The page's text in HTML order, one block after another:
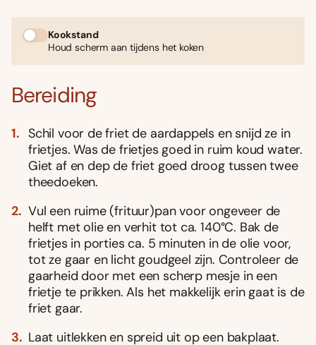
Kookstand
Houd scherm aan tijdens het koken
Bereiding
Schil voor de friet de aardappels en snijd ze in
frietjes. Was de frietjes goed in ruim koud water.
Giet af en dep de friet goed droog tussen twee
theedoeken.
Vul een ruime (frituur)pan voor ongeveer de
helft met olie en verhit tot ca. 140°C. Bak de
frietjes in porties ca. 5 minuten in de olie voor,
tot ze gaar en licht goudgeel zijn. Controleer de
gaarheid door met een scherp mesje in een
frietje te prikken. Als het makkelijk erin gaat is de
friet gaar.
Laat uitlekken en spreid uit op een bakplaat.